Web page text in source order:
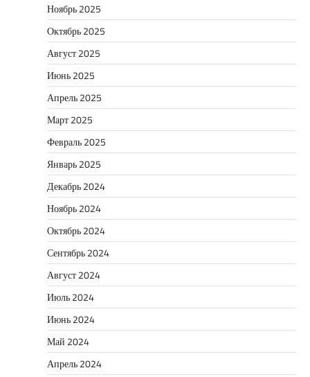
Ноябрь 2025
Октябрь 2025
Август 2025
Июнь 2025
Апрель 2025
Март 2025
Февраль 2025
Январь 2025
Декабрь 2024
Ноябрь 2024
Октябрь 2024
Сентябрь 2024
Август 2024
Июль 2024
Июнь 2024
Май 2024
Апрель 2024